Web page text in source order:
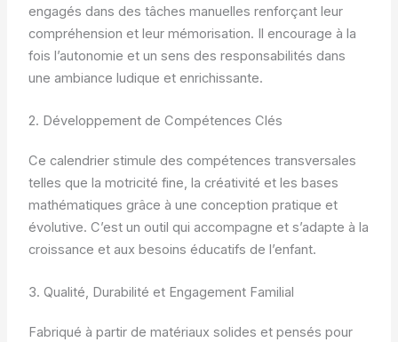
engagés dans des tâches manuelles renforçant leur
compréhension et leur mémorisation. Il encourage à la
fois l’autonomie et un sens des responsabilités dans
une ambiance ludique et enrichissante.
2. Développement de Compétences Clés
Ce calendrier stimule des compétences transversales
telles que la motricité fine, la créativité et les bases
mathématiques grâce à une conception pratique et
évolutive. C’est un outil qui accompagne et s’adapte à la
croissance et aux besoins éducatifs de l’enfant.
3. Qualité, Durabilité et Engagement Familial
Fabriqué à partir de matériaux solides et pensés pour